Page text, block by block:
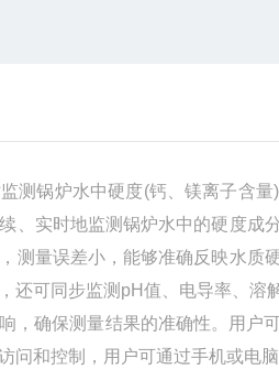
测锅炉水中硬度(钙、镁离子含
、实时地监测锅炉水中的硬度
测量误差小，能够准确反映水
还可同步监测pH值、电导率、
，确保测量结果的准确性。用
问和控制，用户可通过手机或电